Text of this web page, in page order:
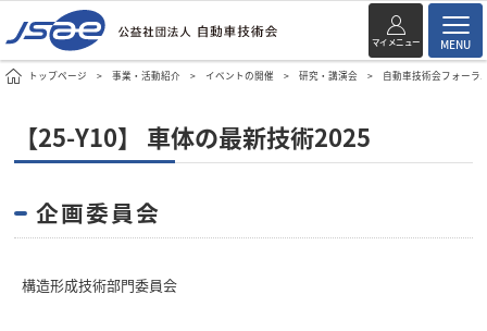
マイメニュー MENU
トップページ 事業・活動紹介 イベントの開催 研究・講演会 自動車技術会フォーラ
【25-Y10】 車体の最新技術2025
企画委員会
構造形成技術部門委員会